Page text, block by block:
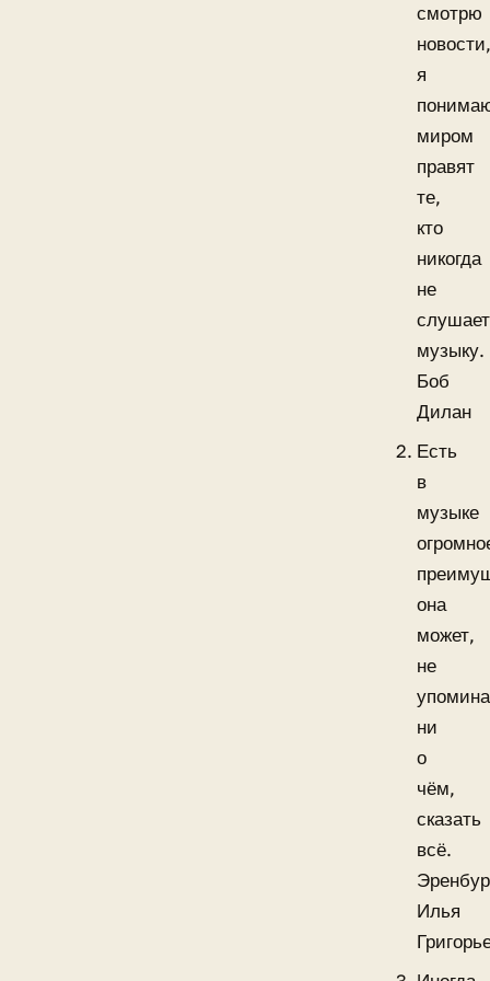
смотрю
я
миром
правят
те,
кто
никогда
не
слушает
музыку.
Боб
Дилан
Есть
в
музыке
она
может,
не
ни
о
чём,
сказать
всё.
Илья